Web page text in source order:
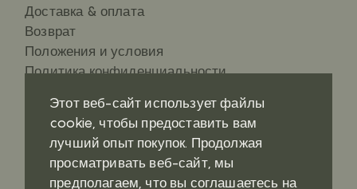
Доставка & оплата
Возврат
Положения и условия
Политика конфиденциальности
Контакты Социальные сети
Этот веб-сайт использует файлы
cookie, чтобы предоставить вам
лучший опыт покупок. Продолжая
просматривать веб-сайт, мы
предполагаем, что вы соглашаетесь на